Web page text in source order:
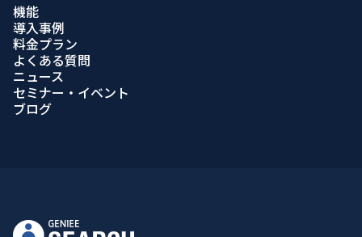
機能
導入事例
料金プラン
よくある質問
ニュース
セミナー・イベント
ブログ